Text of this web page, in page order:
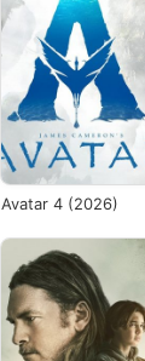
Avatar 4 (2026)